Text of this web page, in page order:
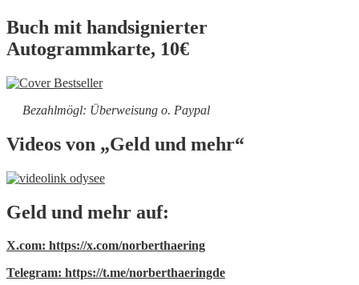
Buch mit handsignierter
Autogrammkarte, 10€
Bezahlmögl: Überweisung o. Paypal
Videos von „Geld und mehr“
Geld und mehr auf:
X.com: https://x.com/norberthaering
Telegram: https://t.me/norberthaeringde